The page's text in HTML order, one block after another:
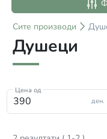
Сите производи
Душеци
ден.
Цена од